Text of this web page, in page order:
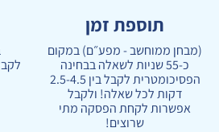
תוספת זמן
(מבחן ממוחשב - מפע״ם) במקום
כ-55 שניות לשאלה בבחינה
הפסיכומטרית לקבל בין 2.5-4.5
דקות לכל שאלה! ולקבל
אפשרות לקחת הפסקה מתי
שרוצים!